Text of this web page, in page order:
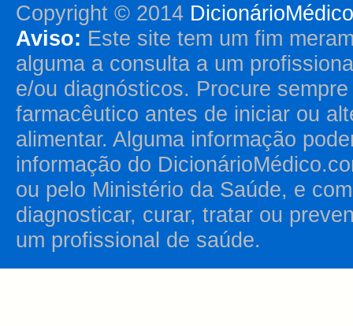
Copyright © 2014
Aviso: Este site tem um fim
alguma a consulta a um
e/ou diagnósticos. Procure
farmacêutico antes de iniciar ou
alimentar. Alguma informação
informação do
ou pelo Ministério da Saúde, e
diagnosticar, curar, tratar ou
um profissional de saúde.